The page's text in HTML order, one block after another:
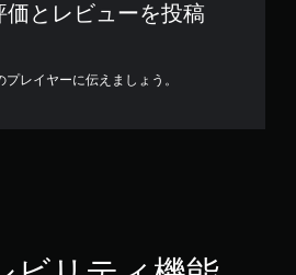
価とレビューを投稿
レイヤーに伝えましょう。